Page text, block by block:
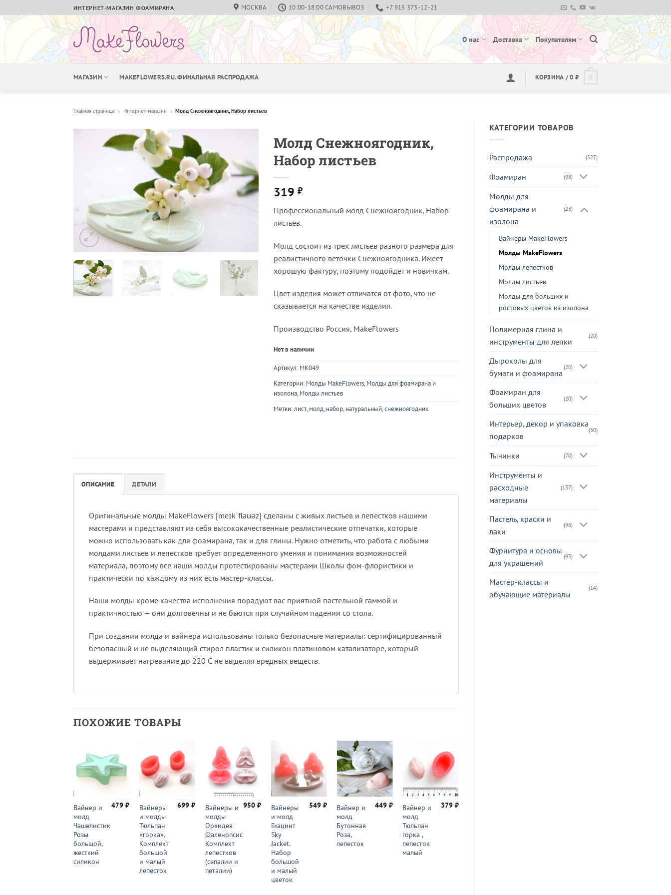
to
content
ИНТЕРНЕТ-МАГАЗИН ФОАМИРАНА МОСКВА 10:00-18:00 САМОВЫВОЗ +7 915 373-12-21
О нас Доставка Покупателям
МАГАЗИН MAKEFLOWERS.RU. ФИНАЛЬНАЯ РАСПРОДАЖА КОРЗИНА /0 ₽
Главная страница » Интернет-магазин » Молд Снежноягодник, Набор листьев
КАТЕГОРИИ ТОВАРОВ
Распродажа (527)
Фоамиран (98)
Молды для
фоамирана и
изолона
(23)
Вайнеры MakeFlowers
Молды MakeFlowers
Молды лепестков
Молды листьев
Молды для больших и
ростовых цветов из изолона
Полимерная глина и
инструменты для лепки
(20)
Дыроколы для
бумаги и фоамирана
(20)
Фоамиран для
больших цветов
(20)
Интерьер, декор и упаковка
подарков
(30)
Тычинки (70)
Инструменты и
расходные
материалы
(137)
Пастель, краски и
лаки
(96)
Фурнитура и основы
для украшений
(93)
Мастер-классы и
обучающие материалы
(14)
Молд Снежноягодник,
Набор листьев
319 ₽
Профессиональный молд Снежноягодник, Набор
листьев.
Молд состоит из трех листьев разного размера для
реалистичного веточки Снежноягодника. Имеет
хорошую фактуру, поэтому подойдет и новичкам.
Цвет изделия может отличатся от фото, что не
сказывается на качестве изделия.
Производство Россия, MakeFlowers
Нет в наличии
Артикул: MK049
Категории: Молды MakeFlowers, Молды для фоамирана и
изолона, Молды листьев
Метки:лист, молд, набор, натуральный,снежноягодник
ОПИСАНИЕ ДЕТАЛИ
Оригинальные молды MakeFlowers [meɪkˈflaʊəz] сделаны с живых листьев и лепестков нашими
мастерами и представляют из себя высококачественные реалистические отпечатки, которые
можно использовать как для фоамирана, так и для глины. Нужно отметить, что работа с любыми
молдами листьев и лепестков требует определенного умения и понимания возможностей
материала, поэтому все наши молды протестированы мастерами Школы фом-флористики и
практически по каждому из них есть мастер-классы.
Наши молды кроме качества исполнения порадуют вас приятной пастельной гаммой и
практичностью — они долговечны и не бьются при случайном падении со стола.
При создании молда и вайнера использованы только безопасные материалы: сертифицированный
безопасный и не выделяющий стирол пластик и силикон платиновом катализаторе, который
выдерживает нагревание до 220 С не выделяя вредных веществ.
ПОХОЖИЕ ТОВАРЫ
Вайнер и
молд
Чашелистик
Розы
большой,
жесткий
силикон
479₽
Вайнеры
и молды
Тюльпан
«горка».
Комплект
большой
и малый
лепесток
699₽
Вайнеры и
молды
Орхидея
Фаленопсис.
Комплект
лепестков
(сепалии и
петалии)
950 ₽
Вайнеры
и молд
Гиацинт
Sky
Jacket.
Набор
большой
и малый
цветок
549 ₽
Вайнер и
молд
Бутонная
Роза,
лепесток
449 ₽
Вайнер и
молд
Тюльпан
горка ,
лепесток
малый
379 ₽